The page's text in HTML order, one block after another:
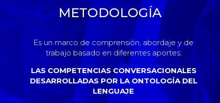
METODOLOGÍA
Es un marco de comprensión, abordaje y de
trabajo basado en diferentes aportes:
LAS COMPETENCIAS CONVERSACIONALES
DESARROLLADAS POR LA ONTOLOGÍA DEL
LENGUAJE